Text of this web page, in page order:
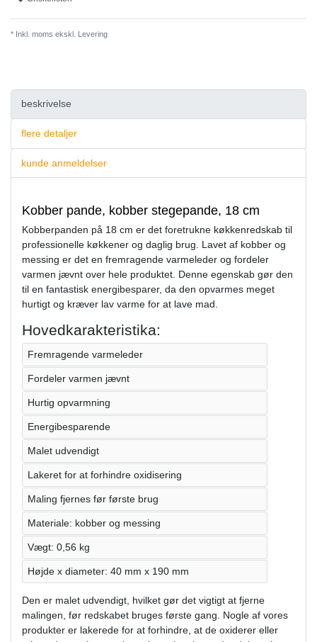
* Inkl. moms ekskl. Levering
beskrivelse
flere detaljer
kunde anmeldelser
Kobber pande, kobber stegepande, 18 cm
Kobberpanden på 18 cm er det foretrukne køkkenredskab til
professionelle køkkener og daglig brug. Lavet af kobber og
messing er det en fremragende varmeleder og fordeler
varmen jævnt over hele produktet. Denne egenskab gør den
til en fantastisk energibesparer, da den opvarmes meget
hurtigt og kræver lav varme for at lave mad.
Hovedkarakteristika:
Fremragende varmeleder
Fordeler varmen jævnt
Hurtig opvarmning
Energibesparende
Malet udvendigt
Lakeret for at forhindre oxidisering
Maling fjernes før første brug
Materiale: kobber og messing
Vægt: 0,56 kg
Højde x diameter: 40 mm x 190 mm
Den er malet udvendigt, hvilket gør det vigtigt at fjerne
malingen, før redskabet bruges første gang. Nogle af vores
produkter er lakerede for at forhindre, at de oxiderer eller